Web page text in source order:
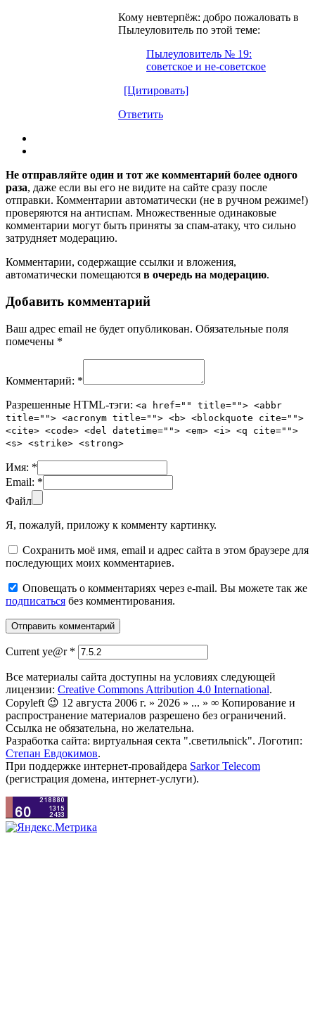
Кому невтерпёж: добро пожаловать в
Пылеуловитель по этой теме:
Пылеуловитель № 19:
советское и не-советское
[Цитировать]
Ответить
Не отправляйте один и тот же комментарий более одного
раза, даже если вы его не видите на сайте сразу после
отправки. Комментарии автоматически (не в ручном режиме!)
проверяются на антиспам. Множественные одинаковые
комментарии могут быть приняты за спам-атаку, что сильно
затрудняет модерацию.
Комментарии, содержащие ссылки и вложения,
автоматически помещаются в очередь на модерацию.
Добавить комментарий
Ваш адрес email не будет опубликован. Обязательные поля
помечены *
Комментарий: *
Разрешенные HTML-тэги: <a href="" title=""> <abbr
title=""> <acronym title=""> <b> <blockquote cite="">
<cite> <code> <del datetime=""> <em> <i> <q cite="">
<s> <strike> <strong>
Имя: *
Email: *
Файл
Я, пожалуй, приложу к комменту картинку.
Сохранить моё имя, email и адрес сайта в этом браузере для
последующих моих комментариев.
Оповещать о комментариях через e-mail. Вы можете так же
подписаться без комментирования.
Current ye@r *
Все материалы сайта доступны на условиях следующей
лицензии: Creative Commons Attribution 4.0 International.
Copyleft 😉 12 августа 2006 г. » 2026 » ... » ∞ Копирование и
распространение материалов разрешено без ограничений.
Ссылка не обязательна, но желательна.
Разработка сайта: виртуальная секта ".светильnick". Логотип:
Степан Евдокимов.
При поддержке интернет-провайдера Sarkor Telecom
(регистрация домена, интернет-услуги).